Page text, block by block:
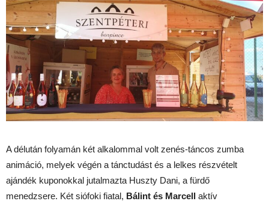
A délután folyamán két alkalommal volt zenés-táncos zumba
animáció, melyek végén a tánctudást és a lelkes részvételt
ajándék kuponokkal jutalmazta Huszty Dani, a fürdő
menedzsere. Két siófoki fiatal, Bálint és Marcell
aktív